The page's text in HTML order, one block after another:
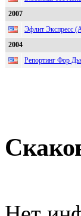
2007
Эфлит Экспресс
2004
Репортинг Фор